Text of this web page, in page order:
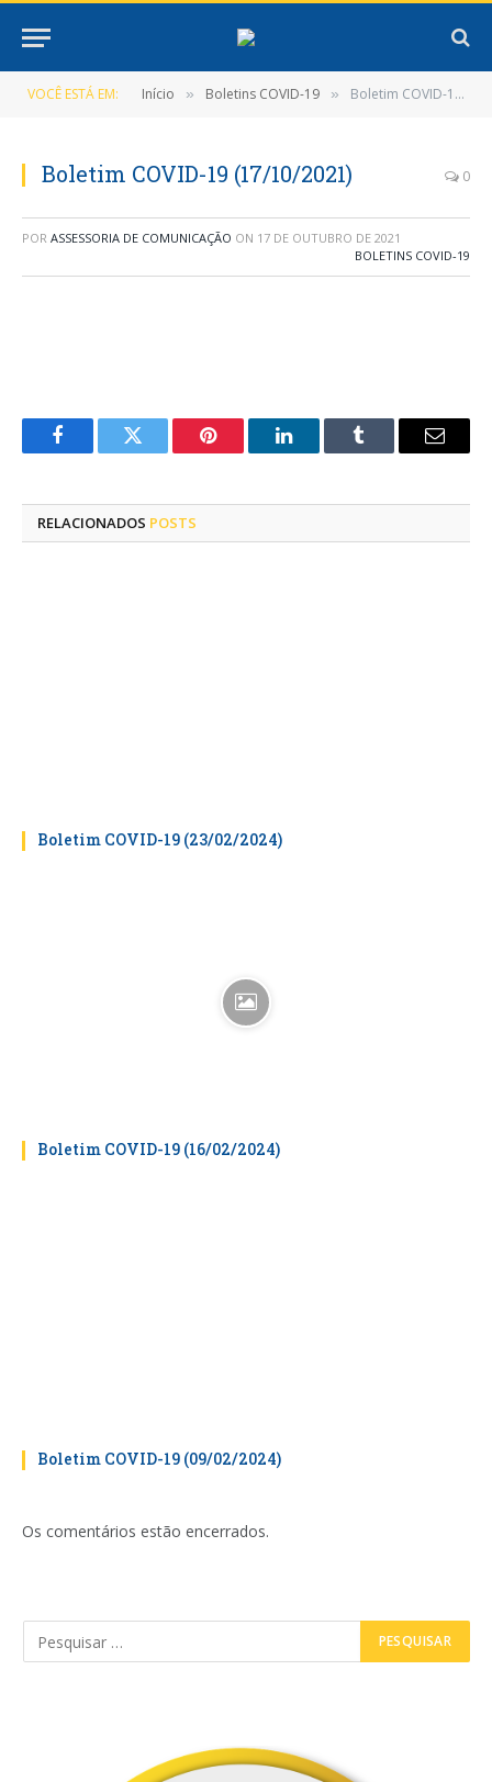
VOCÊ ESTÁ EM: Início » Boletins COVID-19 » Boletim COVID-19 (17/10/2021)
Boletim COVID-19 (17/10/2021) 0
POR ASSESSORIA DE COMUNICAÇÃO ON 17 DE OUTUBRO DE 2021
BOLETINS COVID-19
FacebookTwitter Pinterest LinkedInTumblr
E-
RELACIONADOS POSTS
Boletim COVID-19 (23/02/2024)
Boletim COVID-19 (16/02/2024)
Boletim COVID-19 (09/02/2024)
Os comentários estão encerrados.